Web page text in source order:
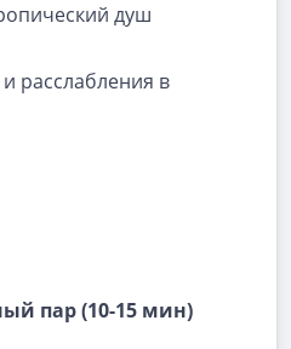
душ
расслабления в
пар (10-15 мин)